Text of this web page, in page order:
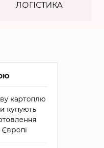
ЛОГІСТИКА
картоплю
купують
Європі